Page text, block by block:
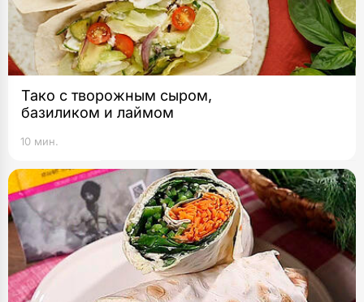
Тако с творожным сыром,
базиликом и лаймом
10 мин.